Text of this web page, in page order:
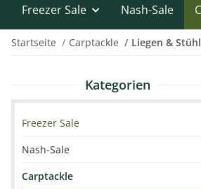
Freezer Sale Nash-Sale
Startseite Carptackle Liegen &
Kategorien
Freezer Sale
Nash-Sale
Carptackle